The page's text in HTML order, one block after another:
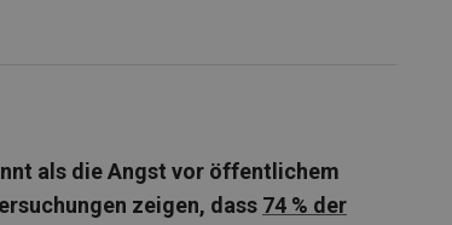
als die Angst vor öffentlichem
zeigen, dass 74 % der